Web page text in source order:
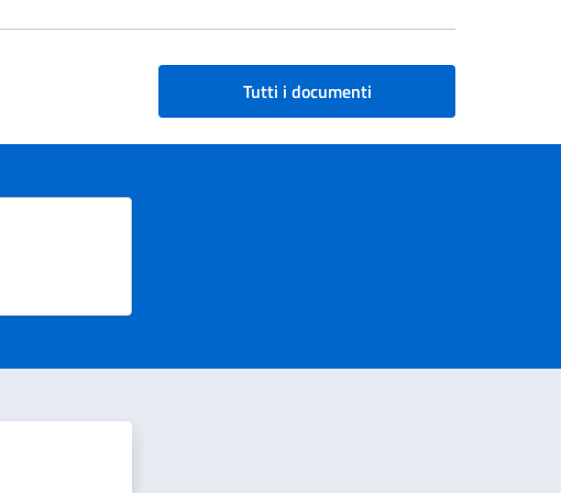
Tutti i documenti